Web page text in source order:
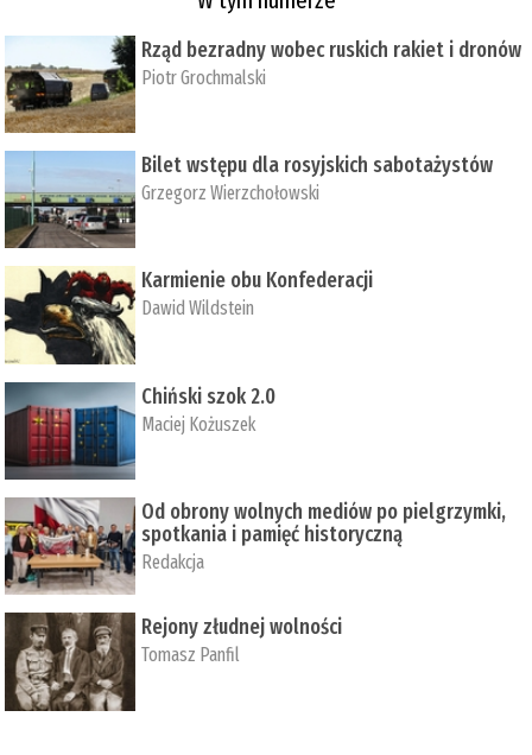
Rząd bezradny wobec ruskich rakiet i dronów
Piotr Grochmalski
Bilet wstępu dla rosyjskich sabotażystów
Grzegorz Wierzchołowski
Karmienie obu Konfederacji
Dawid Wildstein
Chiński szok 2.0
Maciej Kożuszek
Od obrony wolnych mediów po pielgrzymki,
spotkania i pamięć historyczną
Redakcja
Rejony złudnej wolności
Tomasz Panfil